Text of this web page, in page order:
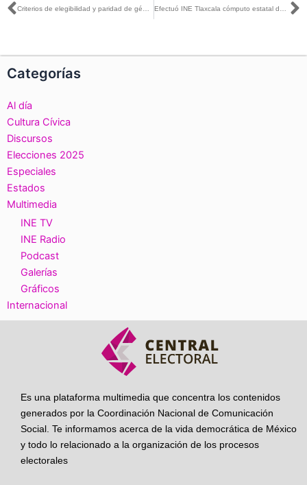
Ant
Categorías
Al día
Cultura Cívica
Discursos
Elecciones 2025
Especiales
Estados
Multimedia
INE TV
INE Radio
Podcast
Galerías
Gráficos
Internacional
Es una plataforma multimedia que concentra los contenidos
generados por la Coordinación Nacional de Comunicación
Social. Te informamos acerca de la vida democrática de México
y todo lo relacionado a la organización de los procesos
electorales